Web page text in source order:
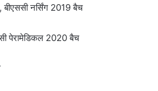
बीएससी नर्सिंग 2019 बैच
पेरामेडिकल 2020 बैच